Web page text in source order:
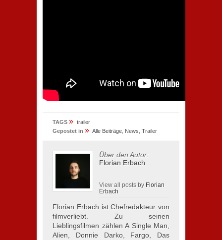
TAGS » trailer
Gepostet in » Alle Beiträge News Trailer
Über den Autor:
Florian Erbach
View all posts by Florian
Erbach
Florian Erbach ist Chefredakteur von
filmverliebt. Zu seinen
Lieblingsfilmen zählen A Single Man,
Alien, Donnie Darko, Fargo, Das